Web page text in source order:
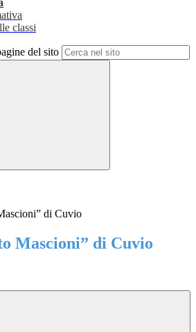
classi
del sito
di Cuvio
Mascioni” di Cuvio